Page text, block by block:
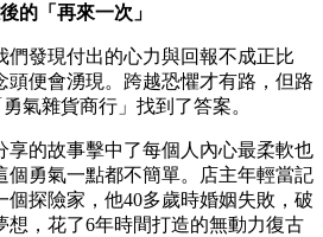
的「再來一次」
們發現付出的心力與回報不成正比
頭便會湧現。跨越恐懼才有路，但路
氣雜貨商行」找到了答案。
享的故事擊中了每個人內心最柔軟也
個勇氣一點都不簡單。店主年輕當記
個探險家，他40多歲時婚姻失敗，破
想，花了6年時間打造的無動力復古